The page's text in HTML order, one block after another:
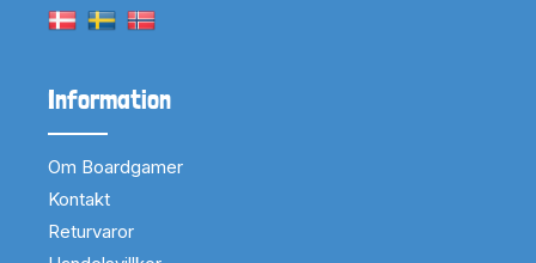
Information
Om Boardgamer
Kontakt
Returvaror